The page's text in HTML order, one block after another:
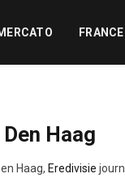
FRANCE
Haag
Haag, Eredivisie